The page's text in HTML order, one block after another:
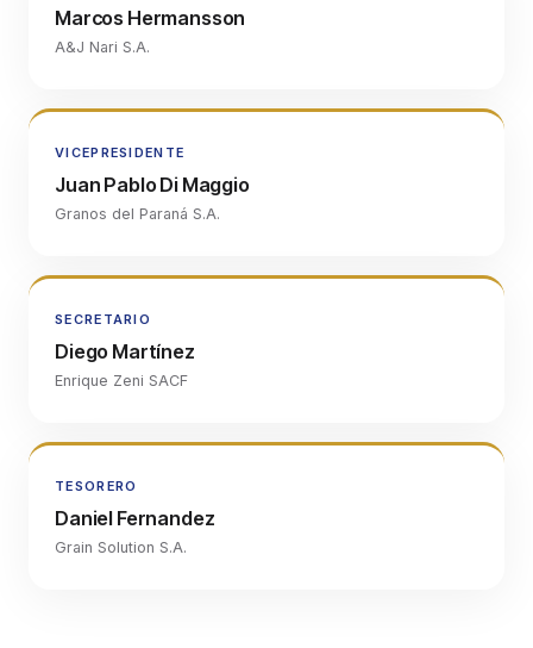
Marcos Hermansson
A&J Nari S.A.
VICEPRESIDENTE
Juan Pablo Di Maggio
Granos del Paraná S.A.
SECRETARIO
Diego Martínez
Enrique Zeni SACF
TESORERO
Daniel Fernandez
Grain Solution S.A.